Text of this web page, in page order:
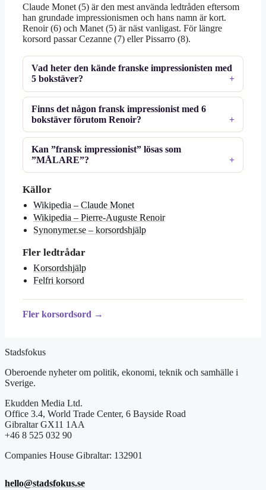
Claude Monet (5) är den mest använda ledtråden eftersom
han grundade impressionismen och hans namn är kort.
Renoir (6) och Manet (5) är näst vanligast. För längre
korsord passar Cezanne (7) eller Pissarro (8).
Vad heter den kände franske impressionisten med
5 bokstäver?
Finns det någon fransk impressionist med 6
bokstäver förutom Renoir?
Kan ”fransk impressionist” lösas som
”MÅLARE”?
Källor
Wikipedia – Claude Monet
Wikipedia – Pierre-Auguste Renoir
Synonymer.se – korsordshjälp
Fler ledtrådar
Korsordshjälp
Felfri korsord
Fler korsordsord →
Stadsfokus
Oberoende nyheter om politik, ekonomi, teknik och samhälle i
Sverige.
Ekudden Media Ltd.
Office 3.4, World Trade Center, 6 Bayside Road
Gibraltar GX11 1AA
+46 8 525 032 90
Companies House Gibraltar: 132901
hello@stadsfokus.se